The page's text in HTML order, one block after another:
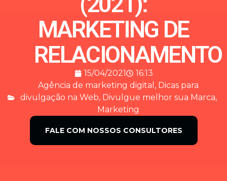
MARKETING DE
RELACIONAMENTO
15/04/2021
16:13
Agência de marketing digital , Dicas para
divulgação na Web, Divulgue melhor sua Marca,
Marketing
FALE COM NOSSOS CONSULTORES